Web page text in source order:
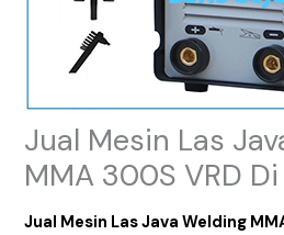
Jual Mesin Las
MMA 300S VRD
Jual Mesin Las Java Welding